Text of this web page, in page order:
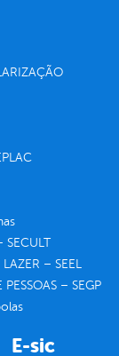
SECULT
– SEEL
PESSOAS – SEGP
E-sic